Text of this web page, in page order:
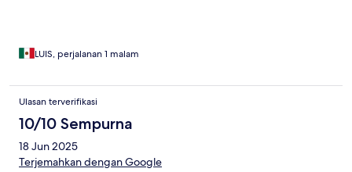
LUIS, perjalanan 1 malam
Ulasan terverifikasi
10/10 Sempurna
18 Jun 2025
Terjemahkan dengan Google